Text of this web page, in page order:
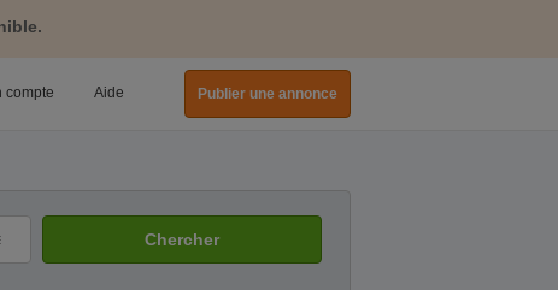
compte Aide Publier une annonce
Chercher